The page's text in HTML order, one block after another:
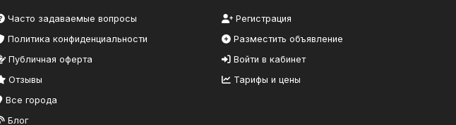
Часто задаваемые вопросы
Политика конфиденциальности
Публичная оферта
Отзывы
Все города
Блог
Регистрация
Разместить объявление
Войти в кабинет
Тарифы и цены